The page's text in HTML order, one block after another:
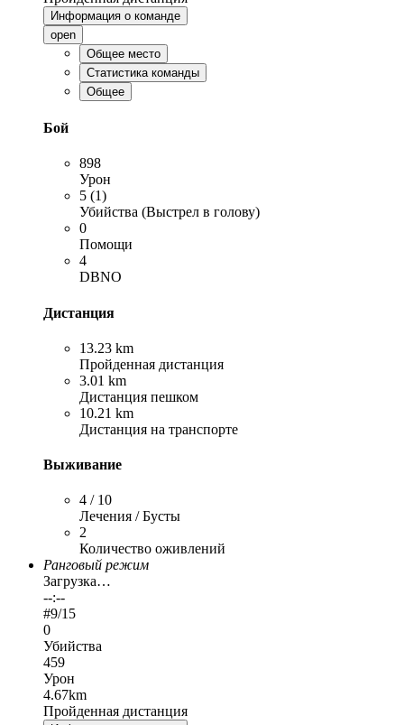
Информация о команде
open
Общее место
Статистика команды
Общее
Бой
898
Урон
5 (1)
Убийства (Выстрел в голову)
0
Помощи
4
DBNO
Дистанция
13.23 km
Пройденная дистанция
3.01 km
Дистанция пешком
10.21 km
Дистанция на транспорте
Выживание
4 / 10
Лечения / Бусты
2
Количество оживлений
Ранговый режим
Загрузка…
--:--
#9/15
0
Убийства
459
Урон
4.67km
Пройденная дистанция